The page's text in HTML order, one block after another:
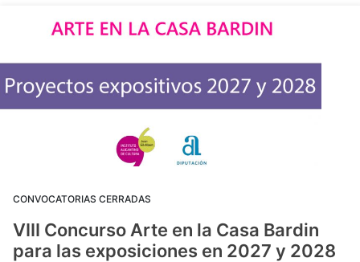
CONVOCATORIAS CERRADAS
VIII Concurso Arte en la Casa Bardin
para las exposiciones en 2027 y 2028